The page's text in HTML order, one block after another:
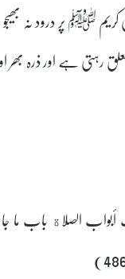
ﷺ پر درود نہ بھیجو
رہتی ہے اور ذرہ بھر
الصلاة باب ما